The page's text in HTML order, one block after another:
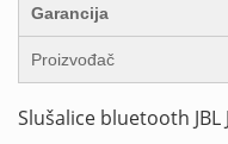
Garancija
Proizvođač
Slušalice bluetooth JBL